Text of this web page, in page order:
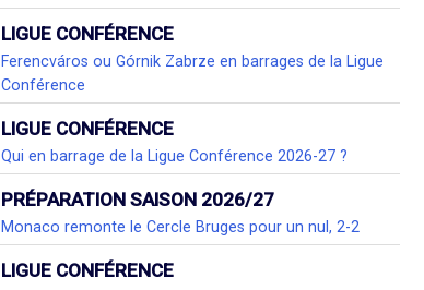
LIGUE CONFÉRENCE
Ferencváros ou Górnik Zabrze en barrages de la Ligue
Conférence
LIGUE CONFÉRENCE
Qui en barrage de la Ligue Conférence 2026-27 ?
PRÉPARATION SAISON 2026/27
Monaco remonte le Cercle Bruges pour un nul, 2-2
LIGUE CONFÉRENCE